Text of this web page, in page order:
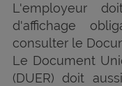
L'employeur
d'affichage
consulter le
Le Document
(DUER) doit